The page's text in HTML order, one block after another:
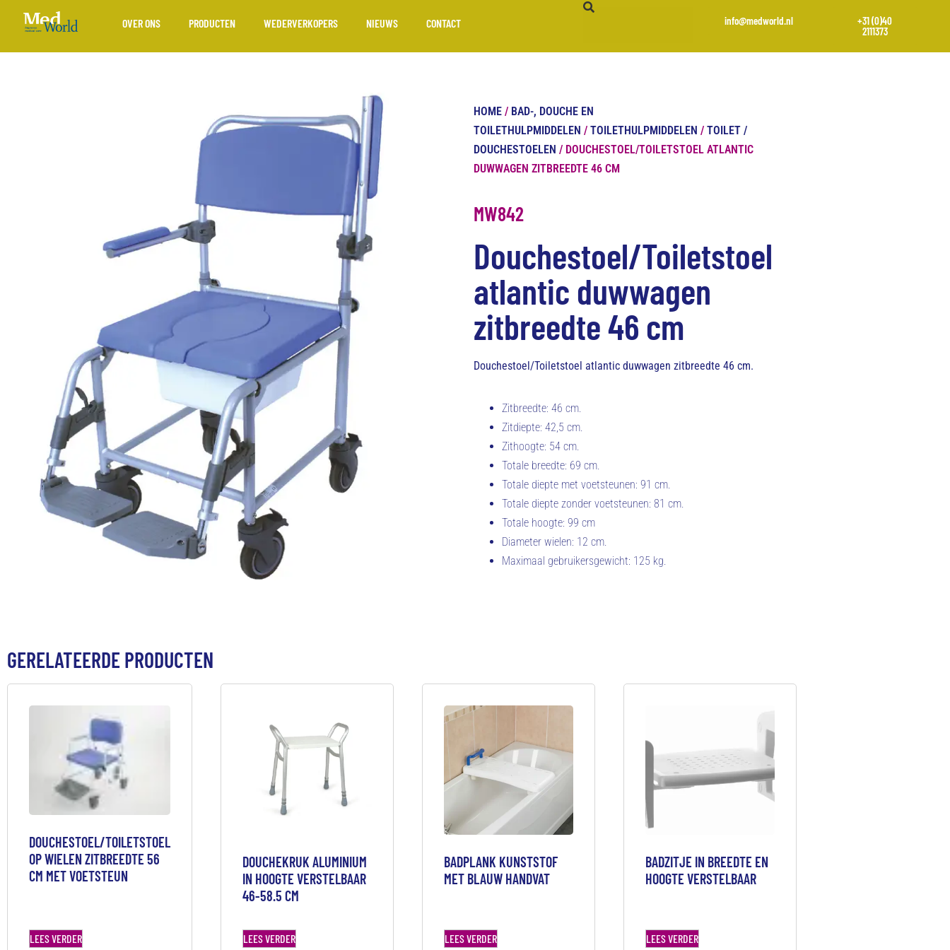
OVER ONS PRODUCTEN WEDERVERKOPERS NIEUWS CONTACT info@medworld.nl
+31 (0)40
2111373
HOME / BAD-, DOUCHE EN
TOILETHULPMIDDELEN / TOILETHULPMIDDELEN / TOILET /
DOUCHESTOELEN / DOUCHESTOEL/TOILETSTOEL ATLANTIC
DUWWAGEN ZITBREEDTE 46 CM
MW842
Douchestoel/Toiletstoel
atlantic duwwagen
zitbreedte 46 cm
Douchestoel/Toiletstoel atlantic duwwagen zitbreedte 46 cm.
Zitbreedte: 46 cm.
Zitdiepte: 42,5 cm.
Zithoogte: 54 cm.
Totale breedte: 69 cm.
Totale diepte met voetsteunen: 91 cm.
Totale diepte zonder voetsteunen: 81 cm.
Totale hoogte: 99 cm
Diameter wielen: 12 cm.
Maximaal gebruikersgewicht: 125 kg.
GERELATEERDE PRODUCTEN
DOUCHESTOEL/TOILETSTOEL
OP WIELEN ZITBREEDTE 56
CM MET VOETSTEUN
LEES VERDER
DOUCHEKRUK ALUMINIUM
IN HOOGTE VERSTELBAAR
46-58.5 CM
LEES VERDER
BADPLANK KUNSTSTOF
MET BLAUW HANDVAT
LEES VERDER
BADZITJE IN BREEDTE EN
HOOGTE VERSTELBAAR
LEES VERDER